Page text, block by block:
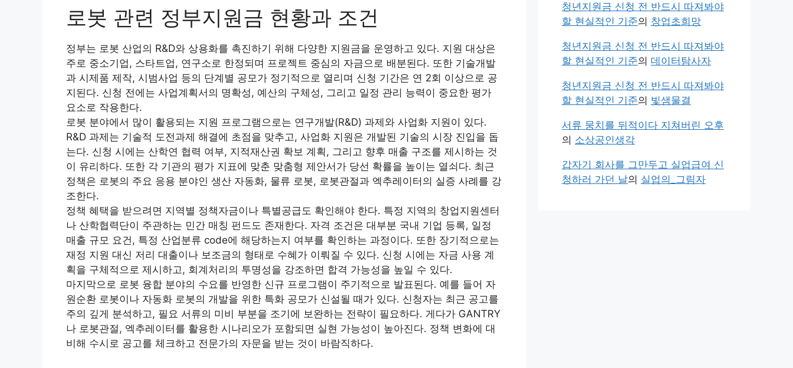
로봇 관련 정부지원금 현황과 조건
정부는 로봇 산업의 R&D와 상용화를 촉진하기 위해 다양한 지원금을 운영하고 있다. 지원 대상은
주로 중소기업, 스타트업, 연구소로 한정되며 프로젝트 중심의 자금으로 배분된다. 또한 기술개발
과 시제품 제작, 시범사업 등의 단계별 공모가 정기적으로 열리며 신청 기간은 연 2회 이상으로 공
지된다. 신청 전에는 사업계획서의 명확성, 예산의 구체성, 그리고 일정 관리 능력이 중요한 평가
요소로 작용한다.
로봇 분야에서 많이 활용되는 지원 프로그램으로는 연구개발(R&D) 과제와 사업화 지원이 있다.
R&D 과제는 기술적 도전과제 해결에 초점을 맞추고, 사업화 지원은 개발된 기술의 시장 진입을 돕
는다. 신청 시에는 산학연 협력 여부, 지적재산권 확보 계획, 그리고 향후 매출 구조를 제시하는 것
이 유리하다. 또한 각 기관의 평가 지표에 맞춘 맞춤형 제안서가 당선 확률을 높이는 열쇠다. 최근
정책은 로봇의 주요 응용 분야인 생산 자동화, 물류 로봇, 로봇관절과 엑추레이터의 실증 사례를 강
조한다.
정책 혜택을 받으려면 지역별 정책자금이나 특별공급도 확인해야 한다. 특정 지역의 창업지원센터
나 산학협력단이 주관하는 민간 매칭 펀드도 존재한다. 자격 조건은 대부분 국내 기업 등록, 일정
매출 규모 요건, 특정 산업분류 code에 해당하는지 여부를 확인하는 과정이다. 또한 장기적으로는
재정 지원 대신 저리 대출이나 보조금의 형태로 수혜가 이뤄질 수 있다. 신청 시에는 자금 사용 계
획을 구체적으로 제시하고, 회계처리의 투명성을 강조하면 합격 가능성을 높일 수 있다.
마지막으로 로봇 융합 분야의 수요를 반영한 신규 프로그램이 주기적으로 발표된다. 예를 들어 자
원순환 로봇이나 자동화 로봇의 개발을 위한 특화 공모가 신설될 때가 있다. 신청자는 최근 공고를
주의 깊게 분석하고, 필요 서류의 미비 부분을 조기에 보완하는 전략이 필요하다. 게다가 GANTRY
나 로봇관절, 엑추레이터를 활용한 시나리오가 포함되면 실현 가능성이 높아진다. 정책 변화에 대
비해 수시로 공고를 체크하고 전문가의 자문을 받는 것이 바람직하다.
청년지원금 신청 전 반드시 따져봐야
할 현실적인 기준의 창업초희망
청년지원금 신청 전 반드시 따져봐야
할 현실적인 기준의 데이터탐사자
청년지원금 신청 전 반드시 따져봐야
할 현실적인 기준의 빛샘물결
서류 뭉치를 뒤적이다 지쳐버린 오후
의 소상공인생각
갑자기 회사를 그만두고 실업급여 신
청하러 가던 날의 실업의_그림자